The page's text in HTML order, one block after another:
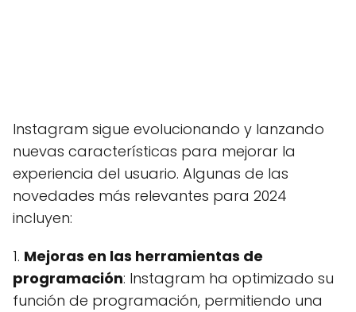
Instagram sigue evolucionando y lanzando
nuevas características para mejorar la
experiencia del usuario. Algunas de las
novedades más relevantes para 2024
incluyen:
1. Mejoras en las herramientas de
programación: Instagram ha optimizado su
función de programación, permitiendo una